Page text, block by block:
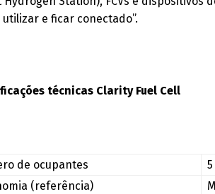
utilizar e ficar conectado”.
técnicas Clarity Fuel Cell
de ocupantes
5
(referência)